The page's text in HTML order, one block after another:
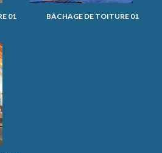
01 BÂCHAGE DE TOITURE 01